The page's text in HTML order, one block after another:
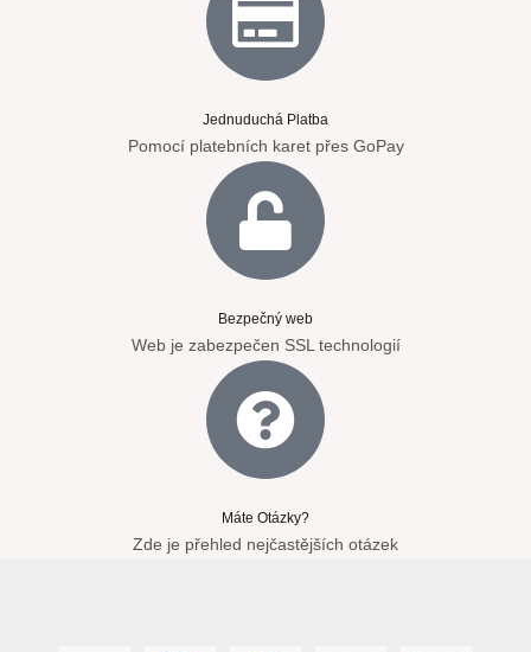
Jednuduchá Platba
Pomocí platebních karet přes GoPay
Bezpečný web
Web je zabezpečen SSL technologií
Máte Otázky?
Zde je přehled nejčastějších otázek